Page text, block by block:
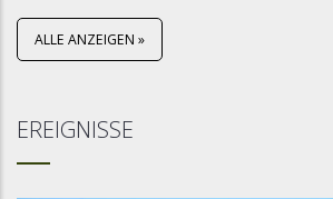
ALLE ANZEIGEN »
EREIGNISSE